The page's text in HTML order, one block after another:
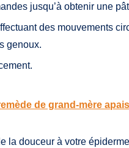
jusqu’à obtenir une
des mouvements
genoux.
de grand-mère
la douceur à votre